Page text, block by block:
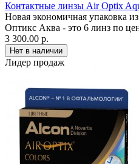
Контактные линзы Air Optix
Новая экономичная упаковка
Оптикс Аква - это 6 линз по
3 300.00 р.
Лидер продаж